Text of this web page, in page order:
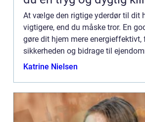
At vælge den rigtige yderdør til dit
vigtigere, end du måske tror. En
gøre dit hjem mere energieffektivt,
sikkerheden og bidrage til
overordnede æstetik. I denne
Katrine Nielsen